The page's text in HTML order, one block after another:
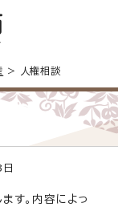
> 人権相談
す。内容によっ